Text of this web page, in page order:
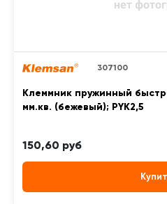
307100
Клеммник пружинный
мм.кв. (бежевый); PYK2,5
150,60 руб